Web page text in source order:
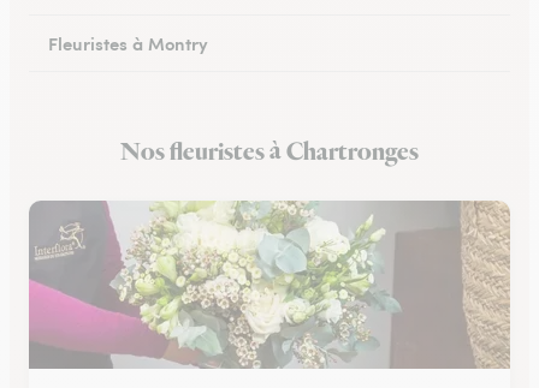
Fleuristes à Montry
Fleuristes à Esbly
Nos fleuristes à Chartronges